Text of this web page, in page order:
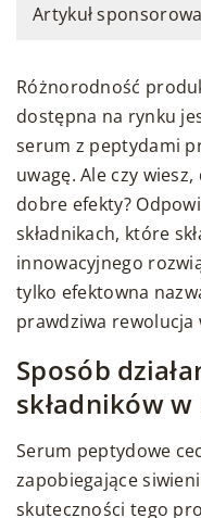
Artykuł
Różnorodność
dostępna na rynku
serum z peptydami
uwagę. Ale czy
dobre efekty?
składnikach, które
innowacyjnego
tylko efektowna
prawdziwa rewolucja
Sposób
składników
Serum peptydowe
zapobiegające
skuteczności tego